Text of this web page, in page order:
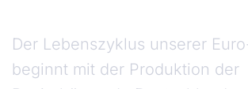
Der Lebenszyklus unserer
beginnt mit der Produktion der